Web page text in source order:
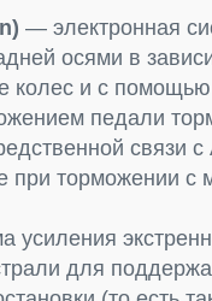
— электронная
осями в
колес и с
педали
связи с
при торможении
усиления
для